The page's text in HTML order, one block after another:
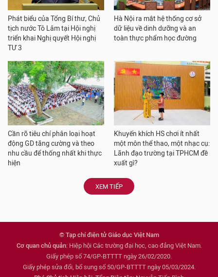
Phát biểu của Tổng Bí thư, Chủ
tịch nước Tô Lâm tại Hội nghị
triển khai Nghị quyết Hội nghị
TƯ 3
Hà Nội ra mắt hệ thống cơ sở
dữ liệu về dinh dưỡng và an
toàn thực phẩm học đường
Cần rõ tiêu chí phân loại hoạt
động GD tăng cường và theo
nhu cầu để thống nhất khi thực
hiện
Khuyến khích HS chơi ít nhất
một môn thể thao, một nhạc cụ:
Lãnh đạo trường tại TPHCM đề
xuất gì?
XEM TIẾP
© Tạp chí điện tử Giáo dục Việt Nam
Cơ quan chủ quản: Hiệp hội Các trường đại học, cao đẳng Việt Nam.
Giấy phép số 74/GP-BTTTT ngày 26/02/2020.
Giấy phép sửa đổi, bổ sung số 50/GP-BTTTT ngày 05/03/2024.